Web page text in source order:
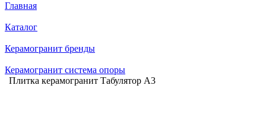
Главная
Каталог
Керамогранит бренды
Керамогранит система опоры
Плитка керамогранит Табулятор А3